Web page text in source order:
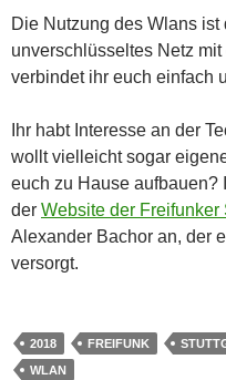
Die Nutzung des Wlans
unverschlüsseltes Netz mit
verbindet ihr euch einfach
Ihr habt Interesse an der
wollt vielleicht sogar
euch zu Hause aufbauen?
der Website der Freifunker
Alexander Bachor an, der
versorgt.
2018 FREIFUNK
WLAN